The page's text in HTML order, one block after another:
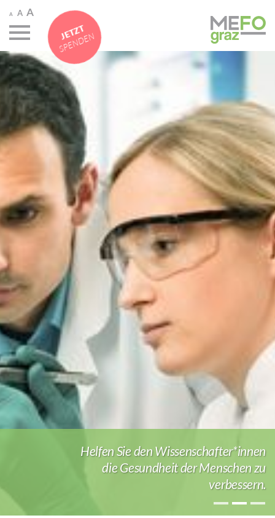
A A A
Helfen Sie den Wissen­schafter*innen
die Gesund­heit der Menschen zu
verbes­sern.
JETZT
SPENDEN